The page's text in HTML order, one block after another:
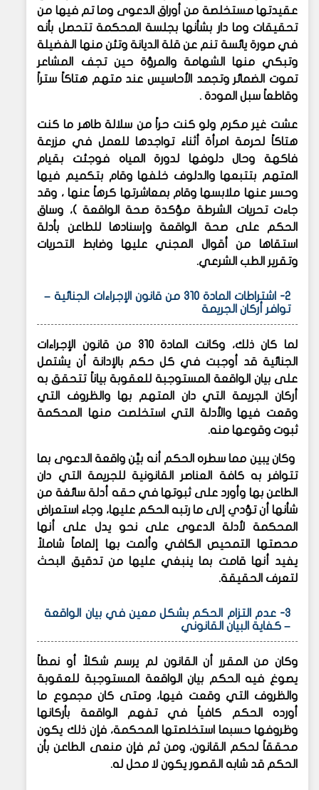
عقيدتها مستخلصة من أوراق الدعوى وما تم فيها من
تحقيقات وما دار بشأنها بجلسة المحكمة تتحصل بأنه
في صورة يائسة تنم عن قلة الديانة وتئن منها الفضيلة
وتبكي منها الشهامة والمرؤة حين تجف المشاعر
تموت الضمائر وتجمد الأحاسيس عند متهم هتاكاً ستراً
وقاطعاً سبل المودة .
عشت غير مكرم ولو كنت حراً من سلالة طاهر ما كنت
هتاكاً لحرمة امرأة أثناء تواجدها للعمل في مزرعة
فاكهة وحال دلوفها لدورة المياه فوجئت بقيام
المتهم بتتبعها والدلوف خلفها وقام بتكميم فيها
وحسر عنها ملابسها وقام بمعاشرتها كرهاً عنها ، وقد
جاءت تحريات الشرطة مؤكدة صحة الواقعة )، وساق
الحكم على صحة الواقعة وإسنادها للطاعن بأدلة
استقاها من أقوال المجني عليها وضابط التحريات
وتقرير الطب الشرعي.
2- اشتراطات المادة 310 من قانون الإجراءات الجنائية –
توافر أركان الجريمة
لما كان ذلك، وكانت المادة 310 من قانون الإجراءات
الجنائية قد أوجبت في كل حكم بالإدانة أن يشتمل
على بيان الواقعة المستوجبة للعقوبة بياناً تتحقق به
أركان الجريمة التي دان المتهم بها والظروف التي
وقعت فيها والأدلة التي استخلصت منها المحكمة
ثبوت وقوعها منه.
وكان يبين مما سطره الحكم أنه بيَّن واقعة الدعوى بما
تتوافر به كافة العناصر القانونية للجريمة التي دان
الطاعن بها وأورد على ثبوتها في حقه أدلة سائغة من
شأنها أن تؤدي إلى ما رتبه الحكم عليها، وجاء استعراض
المحكمة لأدلة الدعوى على نحو يدل على أنها
محصتها التمحيص الكافي وألمت بها إلماماً شاملاً
يفيد أنها قامت بما ينبغي عليها من تدقيق البحث
لتعرف الحقيقة.
3- عدم التزام الحكم بشكل معين في بيان الواقعة
– كفاية البيان القانوني
وكان من المقرر أن القانون لم يرسم شكلاً أو نمطاً
يصوغ فيه الحكم بيان الواقعة المستوجبة للعقوبة
والظروف التي وقعت فيها، ومتى كان مجموع ما
أورده الحكم كافياً في تفهم الواقعة بأركانها
وظروفها حسبما استخلصتها المحكمة، فإن ذلك يكون
محققاً لحكم القانون، ومن ثم فإن منعى الطاعن بأن
الحكم قد شابه القصور يكون لا محل له.